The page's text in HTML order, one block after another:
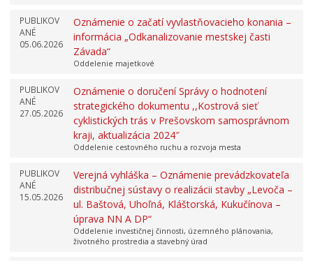
PUBLIKOV
ANÉ
05.06.2026
Oznámenie o začatí vyvlastňovacieho konania –
informácia „Odkanalizovanie mestskej časti
Závada“
Oddelenie majetkové
PUBLIKOV
ANÉ
27.05.2026
Oznámenie o doručení Správy o hodnotení
strategického dokumentu ,,Kostrová sieť
cyklistických trás v Prešovskom samosprávnom
kraji, aktualizácia 2024″
Oddelenie cestovného ruchu a rozvoja mesta
PUBLIKOV
ANÉ
15.05.2026
Verejná vyhláška – Oznámenie prevádzkovateľa
distribučnej sústavy o realizácii stavby „Levoča –
ul. Baštová, Uhoľná, Kláštorská, Kukučínova –
úprava NN A DP“
Oddelenie investičnej činnosti, územného plánovania,
životného prostredia a stavebný úrad